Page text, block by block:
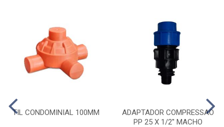
TIL CONDOMINIAL 100MM
ADAPTADOR COMPRESSAO
PP 25 X 1/2'' MACHO